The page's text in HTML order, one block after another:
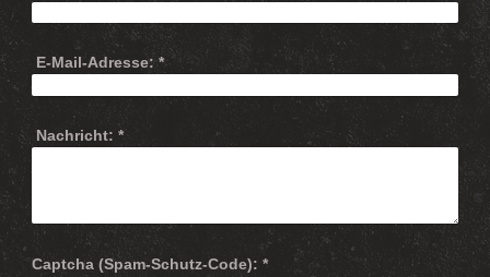
E-Mail-Adresse: *
Nachricht: *
Captcha (Spam-Schutz-Code): *